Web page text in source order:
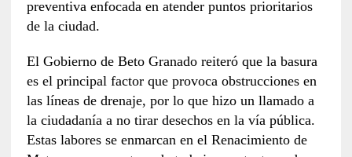
preventiva enfocada en atender puntos prioritarios
de la ciudad.
El Gobierno de Beto Granado reiteró que la basura
es el principal factor que provoca obstrucciones en
las líneas de drenaje, por lo que hizo un llamado a
la ciudadanía a no tirar desechos en la vía pública.
Estas labores se enmarcan en el Renacimiento de